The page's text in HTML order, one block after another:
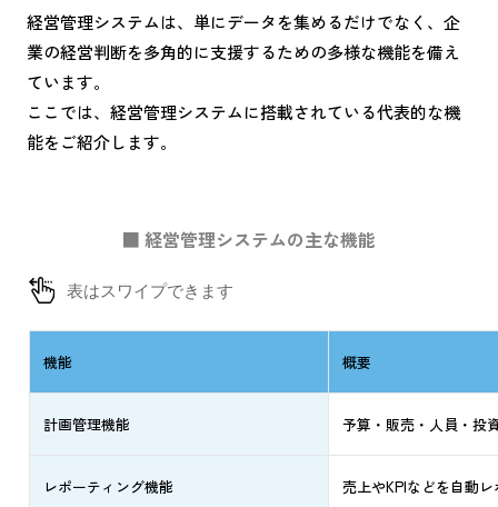
経営管理システムは、単にデータを集めるだけでなく、企
業の経営判断を多角的に支援するための多様な機能を備え
ています。
ここでは、経営管理システムに搭載されている代表的な機
能をご紹介します。
■ 経営管理システムの主な機能
機能 概要
計画管理機能 予算・販売・人員・投
レポーティング機能 売上やKPIなどを自動